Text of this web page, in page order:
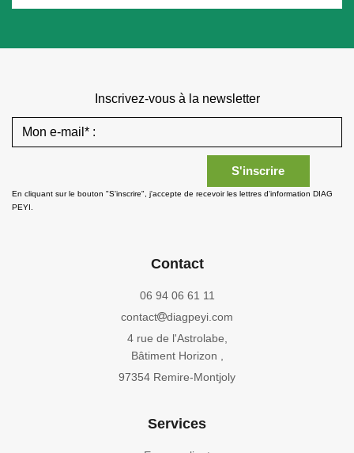
Inscrivez-vous à la newsletter
En cliquant sur le bouton "S'inscrire", j'accepte de recevoir les lettres d'information DIAG
PEYI.
Contact
06 94 06 61 11
contact
diagpeyi.com
4 rue de l'Astrolabe,
Bâtiment Horizon ,
97354 Remire-Montjoly
Services